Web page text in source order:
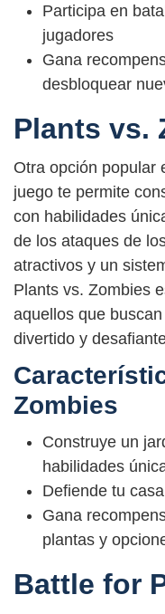
Participa en
jugadores
Gana
desbloquear
Plants vs.
Otra opción popular
juego te permite
con habilidades
de los ataques de
atractivos y un
Plants vs. Zombies
aquellos que
divertido y
Zombies
Construye un
habilidades
Defiende tu
Gana
plantas y
Battle for